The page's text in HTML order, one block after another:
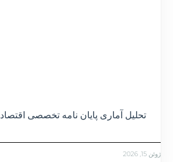
تحلیل آماری پایان نامه تخصصی اقتصاد
ژوئن 15, 2026